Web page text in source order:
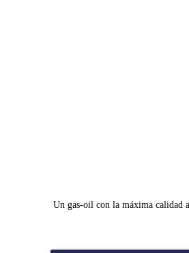
Un gas-oil con la máxima calidad